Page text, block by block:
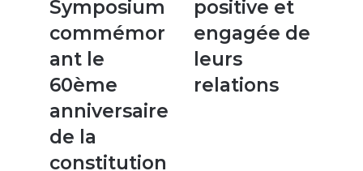
commémorant
le
60ème
anniversaire
de
constitution
du
Symposium
commémor
ant le
60ème
anniversaire
de la
constitution
et
engagée
de
leurs
relations
positive et
engagée de
leurs
relations